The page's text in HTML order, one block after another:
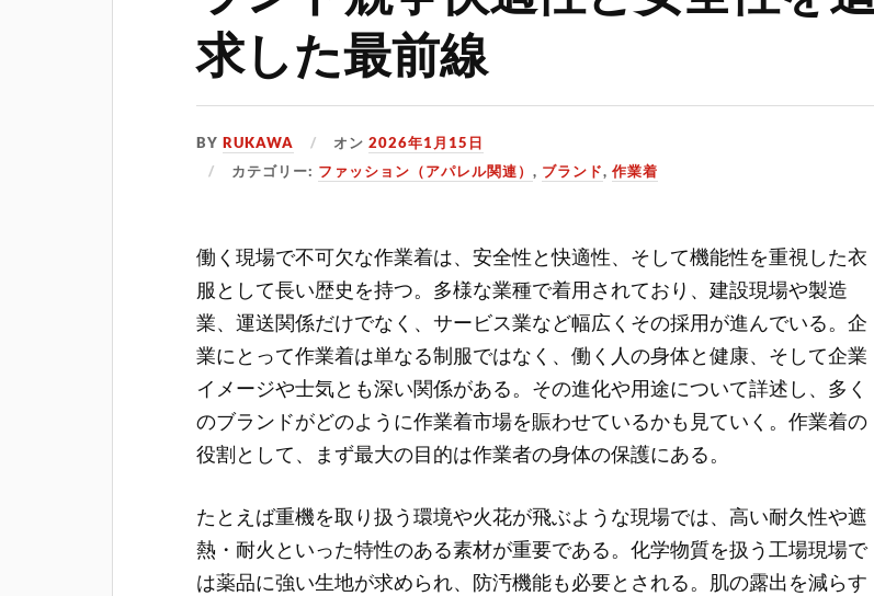
求した最前線
BYRUKAWA オン2026年1月15日
カテゴリー: ファッション（アパレル関連）, ブランド,作業着
働く現場で不可欠な作業着は、安全性と快適性、そして機能性を重視した衣
服として長い歴史を持つ。 多様な業種で着用されており、建設現場や製造
業、運送関係だけでなく、サービス業など幅広くその採用が進んでいる。企
業にとって作業着は単なる制服ではなく、働く人の身体と健康、そして企業
イメージや士気とも深い関係がある。その進化や用途について詳述し、多く
のブランドがどのように作業着市場を賑わせているかも見ていく。作業着の
役割として、まず最大の目的は作業者の身体の保護にある。
たとえば重機を取り扱う環境や火花が飛ぶような現場では、高い耐久性や遮
熱・耐火といった特性のある素材が重要である。化学物質を扱う工場現場で
は薬品に強い生地が求められ、防汚機能も必要とされる。肌の露出を減らす